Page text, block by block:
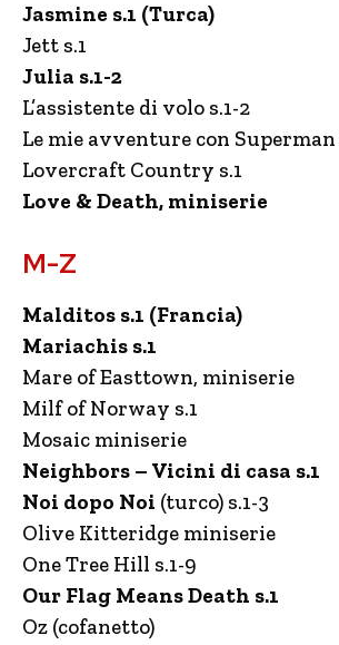
Jasmine s.1 (Turca)
Jett s.1
Julia s.1-2
L’assistente di volo s.1-2
Le mie avventure con Superman
Lovercraft Country s.1
Love & Death, miniserie
M-Z
Malditos s.1 (Francia)
Mariachis s.1
Mare of Easttown, miniserie
Milf of Norway s.1
Mosaic miniserie
Neighbors – Vicini di casa s.1
Noi dopo Noi (turco) s.1-3
Olive Kitteridge miniserie
One Tree Hill s.1-9
Our Flag Means Death s.1
Oz (cofanetto)